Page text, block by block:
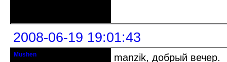
2008-06-19 19:01:43
Mushen manzik, добрый вечер.